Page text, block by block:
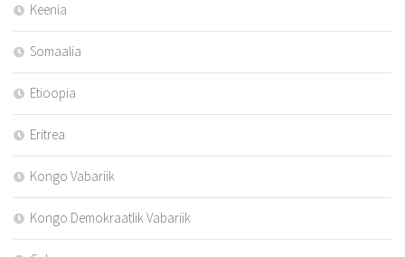
Keenia
Somaalia
Etioopia
Eritrea
Kongo Vabariik
Kongo Demokraatlik Vabariik